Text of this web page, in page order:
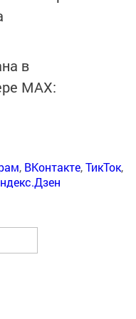
в
MАХ:
, ВКонтакте,ТикТок,